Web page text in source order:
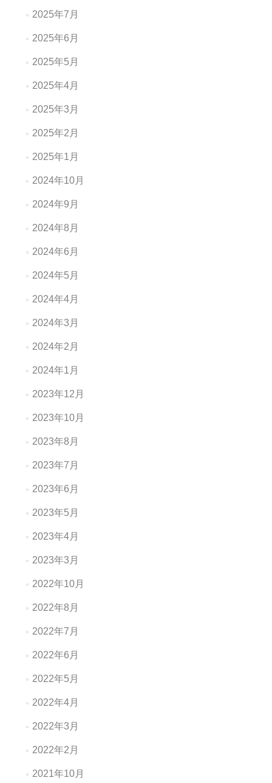
2025年7月
2025年6月
2025年5月
2025年4月
2025年3月
2025年2月
2025年1月
2024年10月
2024年9月
2024年8月
2024年6月
2024年5月
2024年4月
2024年3月
2024年2月
2024年1月
2023年12月
2023年10月
2023年8月
2023年7月
2023年6月
2023年5月
2023年4月
2023年3月
2022年10月
2022年8月
2022年7月
2022年6月
2022年5月
2022年4月
2022年3月
2022年2月
2021年10月